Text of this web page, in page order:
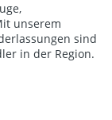
unserem
sind
in der Region.